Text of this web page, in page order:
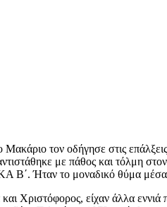
τον οδήγησε στις
με πάθος και τόλμη
Β΄. Ήταν το μοναδικό θύμα
Χριστόφορος, είχαν άλλα